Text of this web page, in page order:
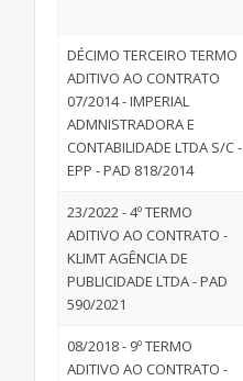
DÉCIMO TERCEIRO TERMO
ADITIVO AO CONTRATO
07/2014 - IMPERIAL
ADMNISTRADORA E
CONTABILIDADE LTDA S/C -
EPP - PAD 818/2014
23/2022 - 4º TERMO
ADITIVO AO CONTRATO -
KLIMT AGÊNCIA DE
PUBLICIDADE LTDA - PAD
590/2021
08/2018 - 9º TERMO
ADITIVO AO CONTRATO -